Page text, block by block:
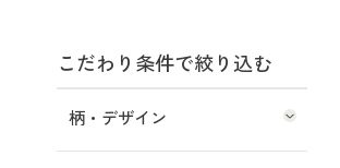
こだわり条件で絞り込む
柄・デザイン